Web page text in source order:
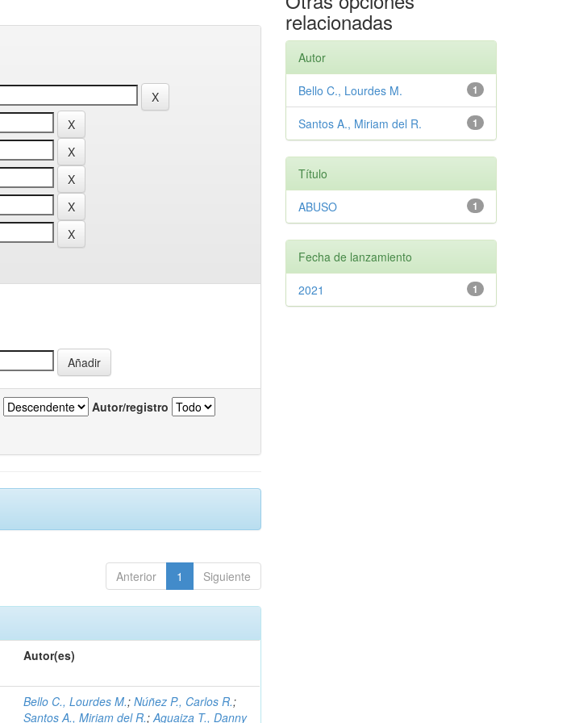
Autor/registro
Anterior 1 Siguiente
Autor(es)
Bello C., Lourdes M.;Núñez P., Carlos R.;
Santos A., Miriam del R.;Aguaiza T., Danny
relacionadas
Autor
1
Bello C., Lourdes M.
1
Santos A., Miriam del R.
Título
1
ABUSO
Fecha de lanzamiento
1
2021